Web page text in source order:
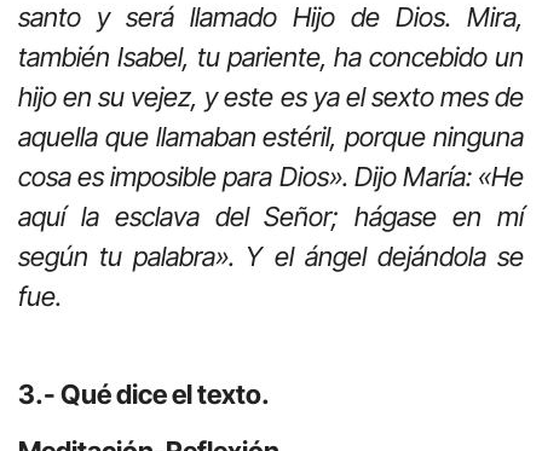
santo y será llamado Hijo de Dios. Mira,
también Isabel, tu pariente, ha concebido un
hijo en su vejez, y este es ya el sexto mes de
aquella que llamaban estéril, porque ninguna
cosa es imposible para Dios». Dijo María: «He
aquí la esclava del Señor; hágase en mí
según tu palabra». Y el ángel dejándola se
fue.
3.- Qué dice el texto.